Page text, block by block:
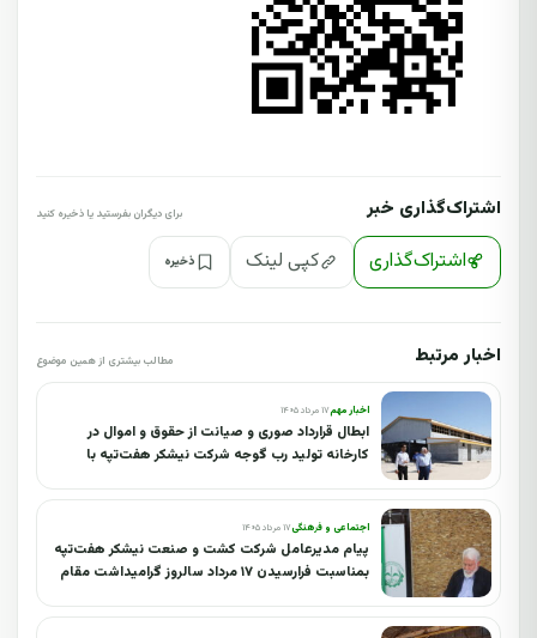
اشتراک‌گذاری خبر برای دیگران بفرستید یا ذخیره کنید
اشتراک‌گذاری کپی لینک ذخیره
اخبار مرتبط مطالب بیشتری از همین موضوع
اخبار مهم۱۷ مرداد ۱۴۰۵
ابطال قرارداد صوری و صیانت از حقوق و اموال در
کارخانه تولید رب گوجه شرکت نیشکر هفت‌تپه با
و نیم همت برای شرکت بار مالی داشت
اجتماعی و فرهنگی۱۷ مرداد ۱۴۰۵
پیام مدیرعامل شرکت کشت و صنعت نیشکر هفت‌تپه
بمناسبت فرارسیدن ۱۷ مرداد سالروز گرامیداشت مقام